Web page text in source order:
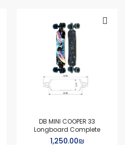
DB MINI COOPER 33
Longboard Complete
₪‏1,250.00